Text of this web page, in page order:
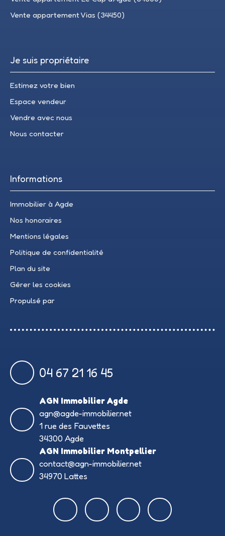
Vente appartement Vias (34450)
Je suis propriétaire
Estimez votre bien
Espace vendeur
Vendre avec nous
Nous contacter
Informations
Immobilier à Agde
Nos honoraires
Mentions légales
Politique de confidentialité
Plan du site
Gérer les cookies
Propulsé par
04 67 21 16 45
AGN Immobilier Agde
agn@agde-immobilier.net
1 rue des Fauvettes
34300 Agde
AGN Immobilier Montpellier
contact@agn-immobilier.net
34970 Lattes